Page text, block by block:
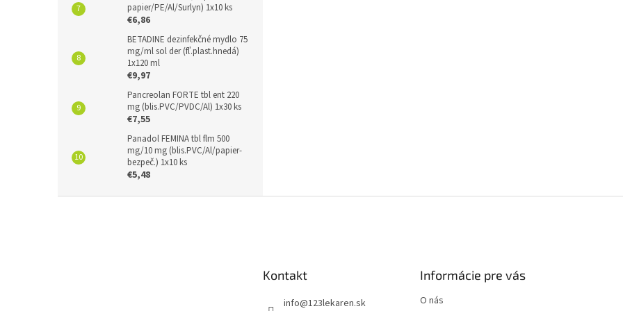
papier/PE/Al/Surlyn) 1x10 ks
€6,86
BETADINE dezinfekčné mydlo 75
mg/ml sol der (fľ.plast.hnedá)
1x120 ml
€9,97
Pancreolan FORTE tbl ent 220
mg (blis.PVC/PVDC/Al) 1x30 ks
€7,55
Panadol FEMINA tbl flm 500
mg/10 mg (blis.PVC/Al/papier-
bezpeč.) 1x10 ks
€5,48
Kontakt
info@123lekaren.sk
Informácie pre vás
O nás